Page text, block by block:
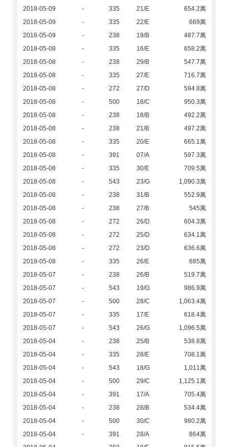
2018-05-09
- 335 21/E
654.2萬
2018-05-09
- 335 22/E
669萬
2018-05-09
- 238 19/B
487.7萬
2018-05-08
- 335 16/E
658.2萬
2018-05-08
- 238 29/B
547.7萬
2018-05-08
- 335 27/E
716.7萬
2018-05-08
- 272 27/D
594.8萬
2018-05-08
- 500 18/C
950.3萬
2018-05-08
- 238 18/B
492.2萬
2018-05-08
- 238 21/B
497.2萬
2018-05-08
- 335 20/E
665.1萬
2018-05-08
- 391 07/A
597.3萬
2018-05-08
- 335 30/E
709.5萬
2018-05-08
- 543 23/G
1,090.3萬
2018-05-08
- 238 31/B
552.9萬
2018-05-08
- 238 27/B
545萬
2018-05-08
- 272 26/D
604.3萬
2018-05-08
- 272 25/D
634.1萬
2018-05-08
- 272 23/D
636.6萬
2018-05-08
- 335 26/E
685萬
2018-05-07
- 238 26/B
519.7萬
2018-05-07
- 543 19/G
986.9萬
2018-05-07
- 500 28/C
1,063.4萬
2018-05-07
- 335 17/E
618.4萬
2018-05-07
- 543 26/G
1,096.5萬
2018-05-04
- 238 25/B
538.8萬
2018-05-04
- 335 28/E
708.1萬
2018-05-04
- 543 18/G
1,011萬
2018-05-04
- 500 29/C
1,125.1萬
2018-05-04
- 391 17/A
705.4萬
2018-05-04
- 238 28/B
534.4萬
2018-05-04
- 500 30/C
980.2萬
2018-05-04
- 391 28/A
864萬